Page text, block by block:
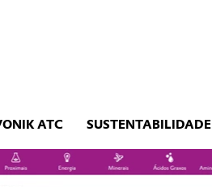
ATC SUSTENTABILIDADE